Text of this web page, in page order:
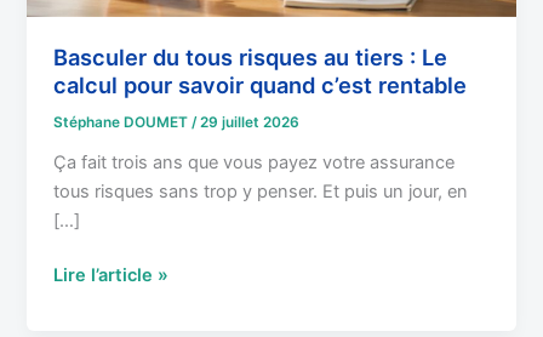
Basculer du tous risques au tiers : Le
calcul pour savoir quand c’est rentable
Stéphane DOUMET /29 juillet 2026
Ça fait trois ans que vous payez votre assurance
tous risques sans trop y penser. Et puis un jour, en
[…]
pour
quand
c’est
rentable
Lire l’article »